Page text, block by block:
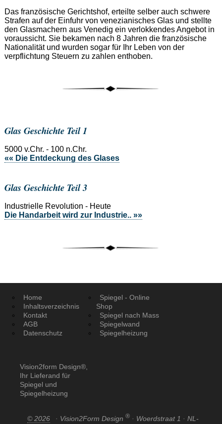
Das französische Gerichtshof, erteilte selber auch schwere
Strafen auf der Einfuhr von venezianisches Glas und stellte
den Glasmachern aus Venedig ein verlokkendes Angebot in
voraussicht. Sie bekamen nach 8 Jahren die französische
Nationalität und wurden sogar für Ihr Leben von der
verpflichtung Steuern zu zahlen enthoben.
Glas Geschichte Teil 1
5000 v.Chr. - 100 n.Chr.
«« Die Entdeckung des Glases
Glas Geschichte Teil 3
Industrielle Revolution - Heute
Die Handarbeit wird zur Industrie.. »»
Home
Inhaltsverzeichnis
Kontakt
AGB
Datenschutz
Spiegel - Online
Shop
Spiegel nach Mass
Spiegelwand
Spiegelheizung
Vision2form Design®,
Ihr Lieferand für
Spiegel und
Spiegelheizung
© 2026 · Vision2Form Design ®· Woerdstraat 1 · NL-